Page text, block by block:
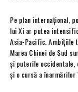
Pe plan internațional,
lui Xi ar putea
Asia-Pacific. Ambițiile
Marea Chinei de Sud
și puterile occidentale,
și o cursă a înarmărilor